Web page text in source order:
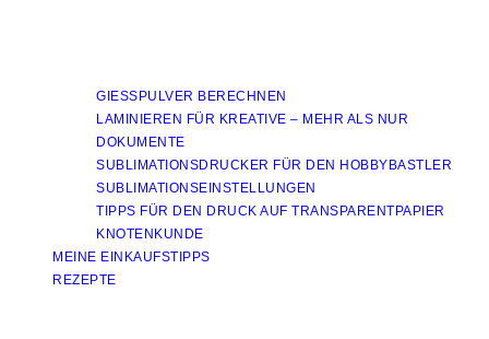
GIESSPULVER BERECHNEN
LAMINIEREN FÜR KREATIVE – MEHR ALS NUR
DOKUMENTE
SUBLIMATIONSDRUCKER FÜR DEN HOBBYBASTLER
SUBLIMATIONSEINSTELLUNGEN
TIPPS FÜR DEN DRUCK AUF TRANSPARENTPAPIER
KNOTENKUNDE
MEINE EINKAUFSTIPPS
REZEPTE